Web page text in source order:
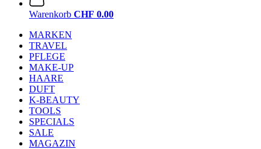
Warenkorb CHF 0.00
MARKEN
TRAVEL
PFLEGE
MAKE-UP
HAARE
DUFT
K-BEAUTY
TOOLS
SPECIALS
SALE
MAGAZIN